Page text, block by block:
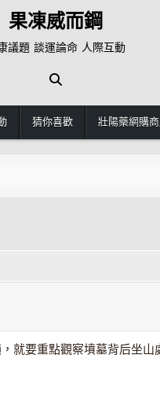
果凍威而鋼
議題 談運論命 人際互動
猜你喜歡 壯陽藥網購
就要重點觀察墳墓背后坐山